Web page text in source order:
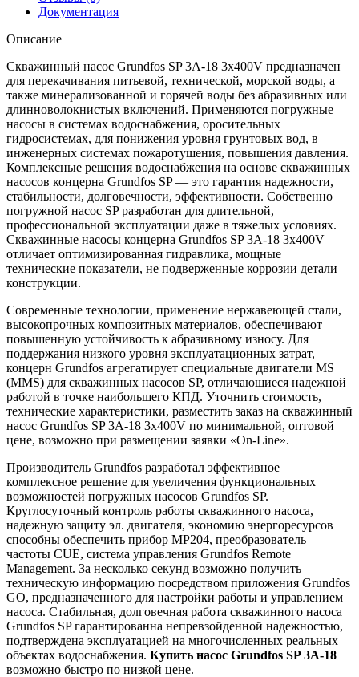
Документация
Описание
Скважинный насос Grundfos SP 3A-18 3x400V предназначен
для перекачивания питьевой, технической, морской воды, а
также минерализованной и горячей воды без абразивных или
длинноволокнистых включений. Применяются погружные
насосы в системах водоснабжения, оросительных
гидросистемах, для понижения уровня грунтовых вод, в
инженерных системах пожаротушения, повышения давления.
Комплексные решения водоснабжения на основе скважинных
насосов концерна Grundfos SP — это гарантия надежности,
стабильности, долговечности, эффективности. Собственно
погружной насос SP разработан для длительной,
профессиональной эксплуатации даже в тяжелых условиях.
Скважинные насосы концерна Grundfos SP 3A-18 3x400V
отличает оптимизированная гидравлика, мощные
технические показатели, не подверженные коррозии детали
конструкции.
Современные технологии, применение нержавеющей стали,
высокопрочных композитных материалов, обеспечивают
повышенную устойчивость к абразивному износу. Для
поддержания низкого уровня эксплуатационных затрат,
концерн Grundfos агрегатирует специальные двигатели MS
(MMS) для скважинных насосов SP, отличающиеся надежной
работой в точке наибольшего КПД. Уточнить стоимость,
технические характеристики, разместить заказ на скважинный
насос Grundfos SP 3A-18 3x400V по минимальной, оптовой
цене, возможно при размещении заявки «On-Line».
Производитель Grundfos разработал эффективное
комплексное решение для увеличения функциональных
возможностей погружных насосов Grundfos SP.
Круглосуточный контроль работы скважинного насоса,
надежную защиту эл. двигателя, экономию энергоресурсов
способны обеспечить прибор MP204, преобразователь
частоты CUE, система управления Grundfos Remote
Management. За несколько секунд возможно получить
техническую информацию посредством приложения Grundfos
GO, предназначенного для настройки работы и управлением
насоса. Стабильная, долговечная работа скважинного насоса
Grundfos SP гарантированна непревзойденной надежностью,
подтверждена эксплуатацией на многочисленных реальных
объектах водоснабжения. Купить насос Grundfos SP 3A-18
возможно быстро по низкой цене.